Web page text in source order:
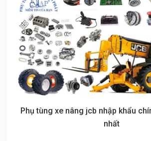
Phụ tùng xe nâng jcb nhập khẩu
nhất